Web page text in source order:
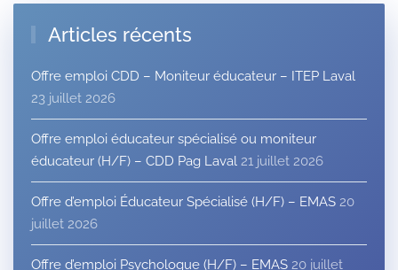
Articles récents
Offre emploi CDD – Moniteur éducateur – ITEP Laval
23 juillet 2026
Offre emploi éducateur spécialisé ou moniteur
éducateur (H/F) – CDD Pag Laval 21 juillet 2026
Offre d’emploi Éducateur Spécialisé (H/F) – EMAS 20
juillet 2026
Offre d’emploi Psychologue (H/F) – EMAS 20 juillet